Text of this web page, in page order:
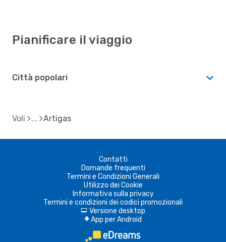
Pianificare il viaggio
Città popolari
Voli Artigas
Contatti
Domande frequenti
Termini e Condizioni Generali
Utilizzo dei Cookie
Informativa sulla privacy
Termini e condizioni dei codici promozionali
d Versione desktop
A App per Android